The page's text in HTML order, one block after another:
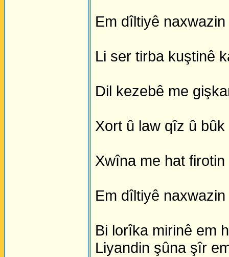
Em dîltiyê
Li ser tirba kuştinê
Dil kezebê me
Xort û law qîz û
Xwîna me hat
Em dîltiyê
Bi lorîka mirinê em
Liyandin şûna şîr